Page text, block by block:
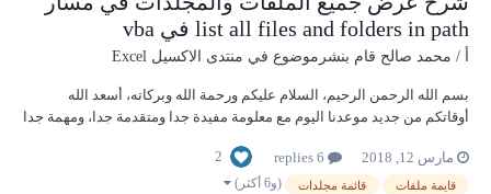
list all files and folders in path في vba
أ / محمد صالح قام بنشرموضوع في منتدى الاكسيل Excel
بسم الله الرحمن الرحيم، السلام عليكم ورحمة الله وبركاته، أسعد الله
أوقاتكم من جديد موعدنا اليوم مع معلومة مفيدة جدا ومتقدمة جدا، ومهمة جدا
all files and folders in path في vba فتابعونا. شرح عرض جميع الملفات
والمجلدات في مسار list...
مارس 12, 2018 2
قايمة ملفات قائمة مجلدات (و6 أكثر)